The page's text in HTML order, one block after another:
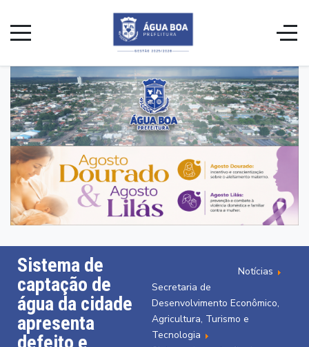
Sistema de
captação de
água da cidade
apresenta
Notícias
Secretaria de
Desenvolvimento Econômico,
Agricultura, Turismo e
Tecnologia